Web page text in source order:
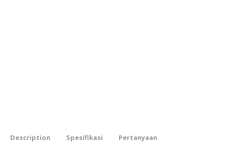
Description Spesifikasi Pertanyaan